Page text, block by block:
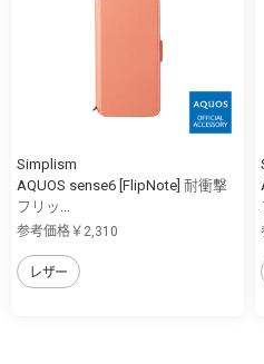
Simplism
AQUOS sense6 [FlipNote] 耐衝撃
フリッ...
参考価格￥2,310
レザー